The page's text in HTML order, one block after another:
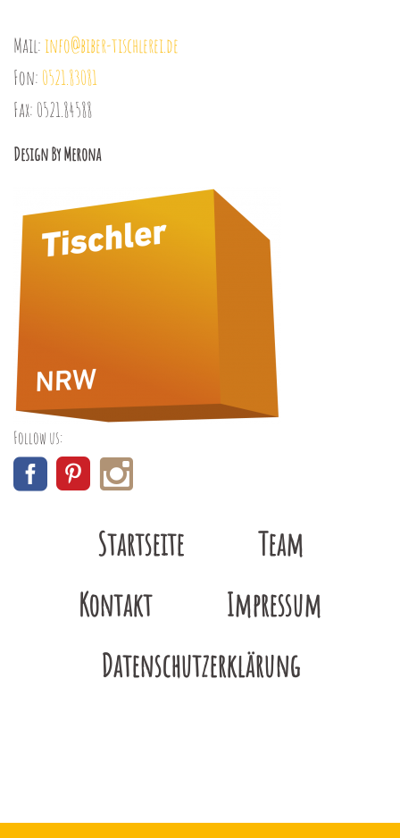
Mail:info@biber-tischlerei.de
Fon: 0521.83081
Fax: 0521.84588
Design By Merona
Follow us:
Startseite
Team
Kontakt
Impressum
Datenschutzerklärung